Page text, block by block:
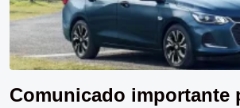
Comunicado importante